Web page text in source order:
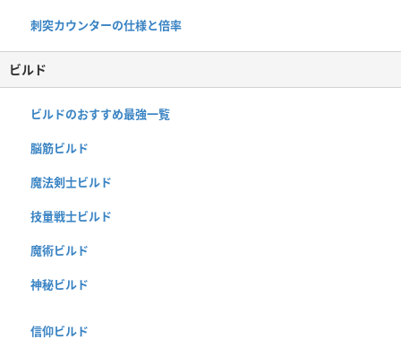
刺突カウンターの仕様と倍率
ビルド
ビルドのおすすめ最強一覧
脳筋ビルド
魔法剣士ビルド
技量戦士ビルド
魔術ビルド
神秘ビルド
信仰ビルド